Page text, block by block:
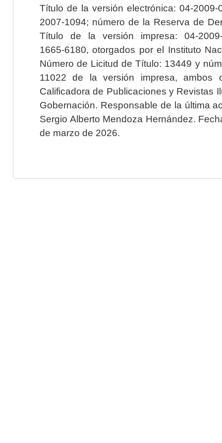
Título de la versión electrónica: 04-2009-
2007-1094; número de la Reserva de
Título de la versión impresa: 04-2009-
1665-6180, otorgados por el Instituto
Número de Licitud de Título: 13449 y
11022 de la versión impresa, ambos
Calificadora de Publicaciones y Revistas
Gobernación. Responsable de la última
Sergio Alberto Mendoza Hernández.
de marzo de 2026.